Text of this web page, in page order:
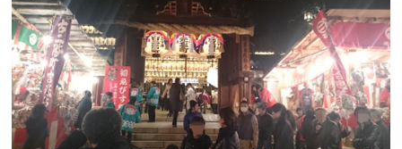
おすすめ分譲地
手間ひまかけた家づくり
KATSUMIの標準仕様 和暮-なごみ-